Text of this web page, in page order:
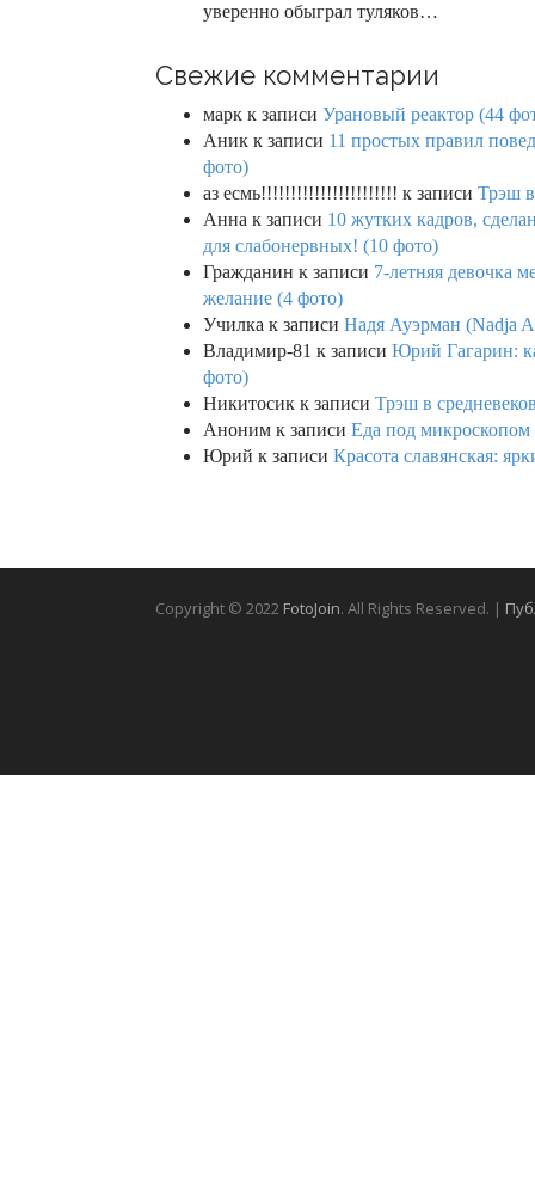
уверенно обыграл туляков…
Свежие комментарии
марк к записи Урановый реактор (44
Аник к записи 11 простых правил
фото)
аз есмь!!!!!!!!!!!!!!!!!!!!!!! к записи Трэш в
Анна к записи 10 жутких кадров,
для слабонервных! (10 фото)
Гражданин к записи 7-летняя девочка
желание (4 фото)
Училка к записи Надя Ауэрман (Nadja
Владимир-81 к записи Юрий Гагарин:
фото)
Никитосик к записи Трэш в
Аноним к записи Еда под микроскопом
Юрий к записи Красота славянская:
Copyright © 2022 FotoJoin. All Rights Reserved. |